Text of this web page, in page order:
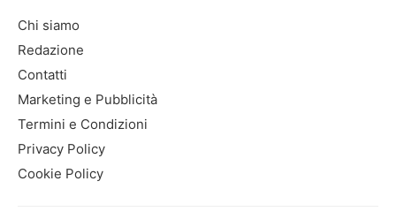
Chi siamo
Redazione
Contatti
Marketing e Pubblicità
Termini e Condizioni
Privacy Policy
Cookie Policy